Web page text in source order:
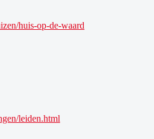
huis-op-de-waard
leiden.html